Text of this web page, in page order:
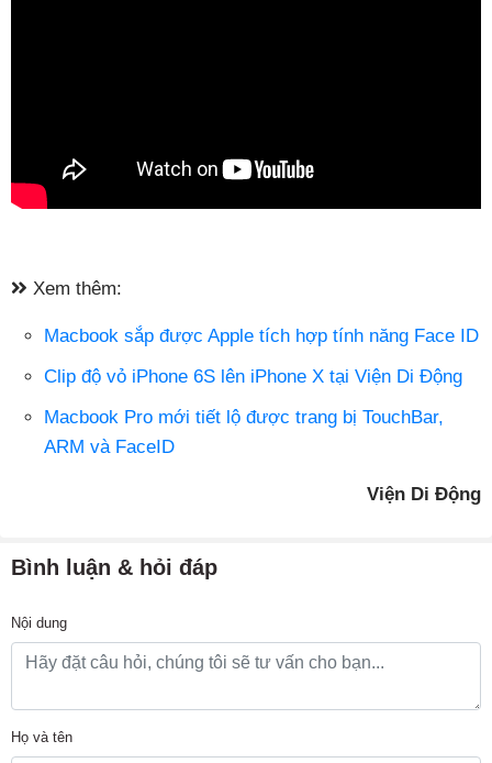
Xem thêm:
Macbook sắp được Apple tích hợp tính năng Face ID
Clip độ vỏ iPhone 6S lên iPhone X tại Viện Di Động
Macbook Pro mới tiết lộ được trang bị TouchBar,
ARM và FaceID
Viện Di Động
Bình luận & hỏi đáp
Nội dung
Họ và tên